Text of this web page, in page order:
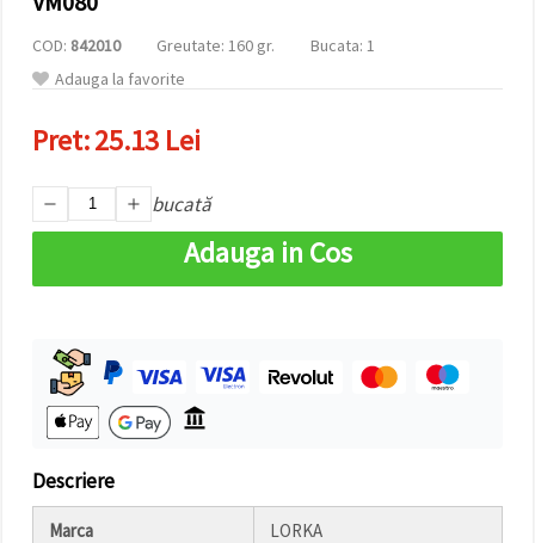
selectând
cookie -uri
pe butonul
"Salvați"
Аcceptati
Setări
COD: 842010 Greutate: 160 gr.
Bucata: 1
Adauga la favorite
Pret:25.13 Lei
bucată
Adauga in Cos
Descriere
Marca LORKA